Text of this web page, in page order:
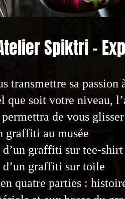
Spiktri –
sa passion
soit votre niveau,
de vous
graffiti au musée
graffiti sur tee-shirt
graffiti sur toile
quatre parties :